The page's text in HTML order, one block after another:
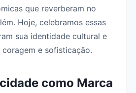
que reverberam no
Hoje, celebramos essas
sua identidade cultural e
e sofisticação.
como Marca